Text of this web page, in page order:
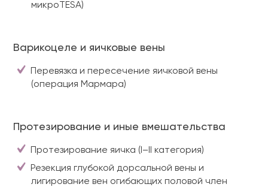
микроTESA)
Варикоцеле и яичковые вены
Перевязка и пересечение яичковой вены
(операция Мармара)
Протезирование и иные вмешательства
Протезирование яичка (I–II категория)
Резекция глубокой дорсальной вены и
лигирование вен огибающих половой член